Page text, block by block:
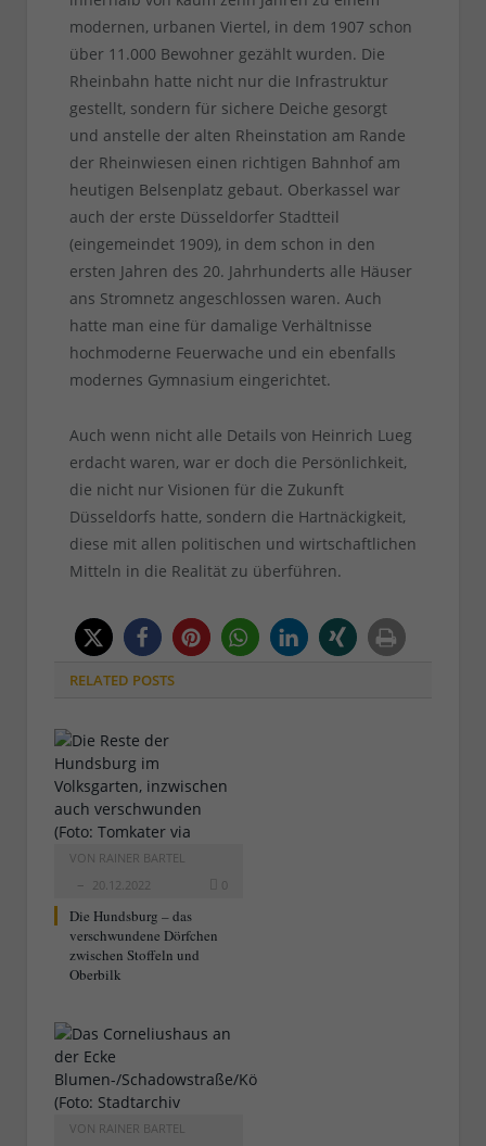
modernen, urbanen Viertel, in dem 1907 schon
über 11.000 Bewohner gezählt wurden. Die
Rheinbahn hatte nicht nur die Infrastruktur
gestellt, sondern für sichere Deiche gesorgt
und anstelle der alten Rheinstation am Rande
der Rheinwiesen einen richtigen Bahnhof am
heutigen Belsenplatz gebaut. Oberkassel war
auch der erste Düsseldorfer Stadtteil
(eingemeindet 1909), in dem schon in den
ersten Jahren des 20. Jahrhunderts alle Häuser
ans Stromnetz angeschlossen waren. Auch
hatte man eine für damalige Verhältnisse
hochmoderne Feuerwache und ein ebenfalls
modernes Gymnasium eingerichtet.
Auch wenn nicht alle Details von Heinrich Lueg
erdacht waren, war er doch die Persönlichkeit,
die nicht nur Visionen für die Zukunft
Düsseldorfs hatte, sondern die Hartnäckigkeit,
diese mit allen politischen und wirtschaftlichen
Mitteln in die Realität zu überführen.
RELATED POSTS
VON RAINER BARTEL
20.12.2022
0
Die Hundsburg – das
verschwundene Dörfchen
zwischen Stoffeln und
Oberbilk
VON RAINER BARTEL